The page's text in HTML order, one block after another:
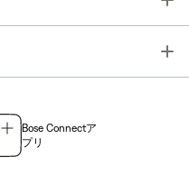
Bose Connectア
プリ